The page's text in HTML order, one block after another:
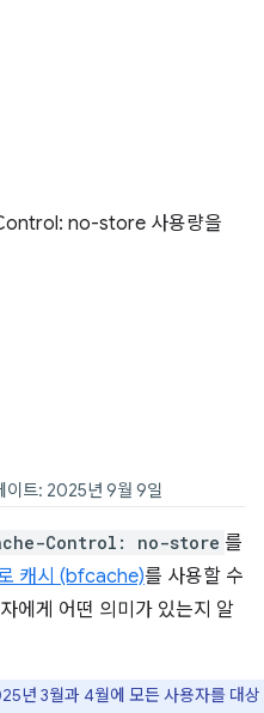
no-store 사용량을
이트: 2025년 9월 9일
Control: no-store 를
캐시 (bfcache)를 사용할 수
에게 어떤 의미가 있는지 알
년 3월과 4월에 모든 사용자를 대상